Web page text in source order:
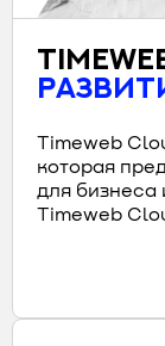
Timeweb
которая
для бизнеса
Timeweb